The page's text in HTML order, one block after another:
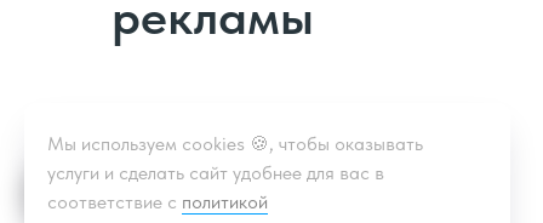
рекламы
Мы используем cookies 🍪, чтобы оказывать
услуги и сделать сайт удобнее для вас в
соответствие с политикой